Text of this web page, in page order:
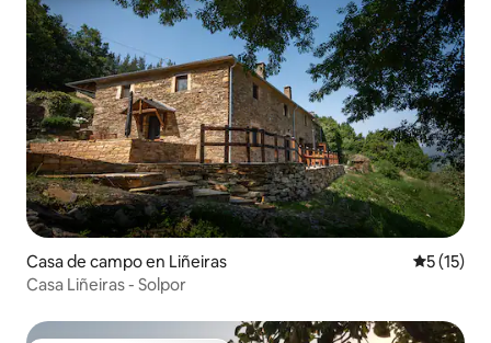
Casa de campo en Liñeiras
5 (15)
Casa Liñeiras - Solpor